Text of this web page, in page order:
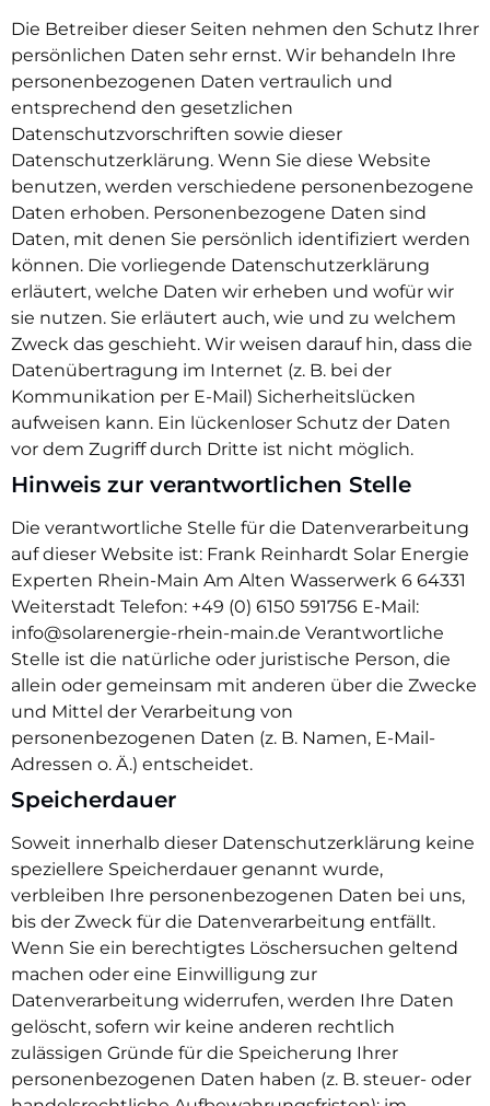
Die Betreiber dieser Seiten nehmen den Schutz Ihrer
persönlichen Daten sehr ernst. Wir behandeln Ihre
personenbezogenen Daten vertraulich und
entsprechend den gesetzlichen
Datenschutzvorschriften sowie dieser
Datenschutzerklärung. Wenn Sie diese Website
benutzen, werden verschiedene personenbezogene
Daten erhoben. Personenbezogene Daten sind
Daten, mit denen Sie persönlich identifiziert werden
können. Die vorliegende Datenschutzerklärung
erläutert, welche Daten wir erheben und wofür wir
sie nutzen. Sie erläutert auch, wie und zu welchem
Zweck das geschieht. Wir weisen darauf hin, dass die
Datenübertragung im Internet (z. B. bei der
Kommunikation per E-Mail) Sicherheitslücken
aufweisen kann. Ein lückenloser Schutz der Daten
vor dem Zugriff durch Dritte ist nicht möglich.
Hinweis zur verantwortlichen Stelle
Die verantwortliche Stelle für die Datenverarbeitung
auf dieser Website ist: Frank Reinhardt Solar Energie
Experten Rhein-Main Am Alten Wasserwerk 6 64331
Weiterstadt Telefon: +49 (0) 6150 591756 E-Mail:
info@solarenergie-rhein-main.de Verantwortliche
Stelle ist die natürliche oder juristische Person, die
allein oder gemeinsam mit anderen über die Zwecke
und Mittel der Verarbeitung von
personenbezogenen Daten (z. B. Namen, E-Mail-
Adressen o. Ä.) entscheidet.
Speicherdauer
Soweit innerhalb dieser Datenschutzerklärung keine
speziellere Speicherdauer genannt wurde,
verbleiben Ihre personenbezogenen Daten bei uns,
bis der Zweck für die Datenverarbeitung entfällt.
Wenn Sie ein berechtigtes Löschersuchen geltend
machen oder eine Einwilligung zur
Datenverarbeitung widerrufen, werden Ihre Daten
gelöscht, sofern wir keine anderen rechtlich
zulässigen Gründe für die Speicherung Ihrer
personenbezogenen Daten haben (z. B. steuer- oder